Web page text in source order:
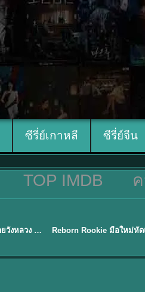
ซีรี่ย์เกาหลี ซีรี่ย์จีน
TOP IMDB
My Royal Nemesis ศัตรูหัวใจ นางร้ายวังหลวง (2026) พากย์ไทย ซับไทย EP.1-14 ★8.1